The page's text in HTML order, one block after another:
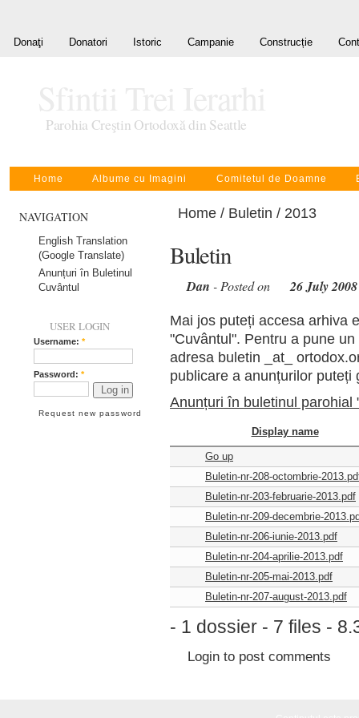
Donaţi Donatori Istoric Campanie Construcție
Parohia Creştin Ortodoxă din Seattle
Home Albume cu Imagini Comitetul de Doamne
NAVIGATION
English Translation
(Google Translate)
Anunțuri în Buletinul
Cuvântul
USER LOGIN
Username: *
Password: *
Request new password
Home / Buletin / 2013
Buletin
Dan - Posted on 26 July 2008
Mai jos puteți accesa arhiva
"Cuvântul". Pentru a pune
adresa buletin _at_
publicare a anunțurilor puteți
Anunțuri în buletinul parohial
Display name
Go up
Buletin-nr-208-octombrie-
Buletin-nr-203-februarie-2013.pdf
Buletin-nr-209-decembrie-
Buletin-nr-206-iunie-2013.pdf
Buletin-nr-204-aprilie-2013.pdf
Buletin-nr-205-mai-2013.pdf
Buletin-nr-207-august-2013.pdf
- 1 dossier - 7 files -
Login to post comments